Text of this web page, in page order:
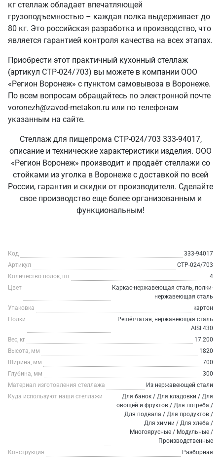
кг стеллаж обладает впечатляющей
грузоподъемностью – каждая полка выдерживает до
80 кг. Это российская разработка и производство, что
является гарантией контроля качества на всех этапах.
Приобрести этот практичный кухонный стеллаж
(артикул СТР-024/703) вы можете в компании ООО
«Регион Воронеж» с пунктом самовывоза в Воронеже.
По всем вопросам обращайтесь по электронной почте
voronezh@zavod-metakon.ru или по телефонам
указанным на сайте.
Стеллаж для пищепрома СТР-024/703 333-94017,
описание и технические характеристики изделия. ООО
«Регион Воронеж» производит и продаёт стеллажи со
стойками из уголка в Воронеже с доставкой по всей
России, гарантия и скидки от производителя. Сделайте
свое производство еще более организованным и
функциональным!
Код
333-94017
Артикул
СТР-024/703
Количество полок, шт
4
Цвет
Каркас-нержавеющая сталь, полки-
нержавеющая сталь
Упаковка
картон
Полки
Решётчатая, нержавеющая сталь
AISI 430
Вес, кг
17.200
Высота, мм
1820
Ширина, мм
700
Глубина, мм
300
Материал изготовления стеллажа
Из нержавеющей стали
Куда используют наши стеллажи
Для банок / Для кладовки / Для
овощей и фруктов / Для погреба /
Для подвала / Для продуктов /
Для химии / Для хлеба /
Многоярусные / Модульные /
Производственные
Конструкция
Разборная